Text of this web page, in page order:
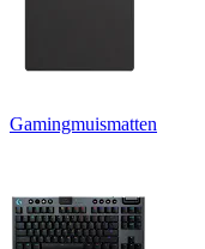
Gamingmuismatten